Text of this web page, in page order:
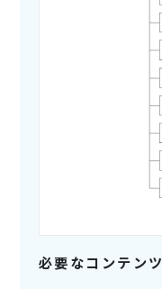
必要なコンテンツ